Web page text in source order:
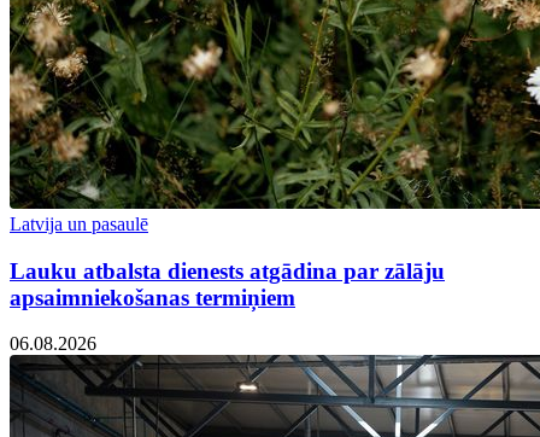
Latvija un pasaulē
Lauku atbalsta dienests atgādina par zālāju
apsaimniekošanas termiņiem
06.08.2026